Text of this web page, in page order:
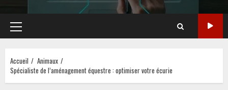
Menu
principal
Accueil
Animaux
Spécialiste de l’aménagement équestre : optimiser votre écurie